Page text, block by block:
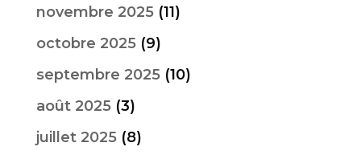
novembre 2025(11)
octobre 2025(9)
septembre 2025(10)
août 2025(3)
juillet 2025(8)